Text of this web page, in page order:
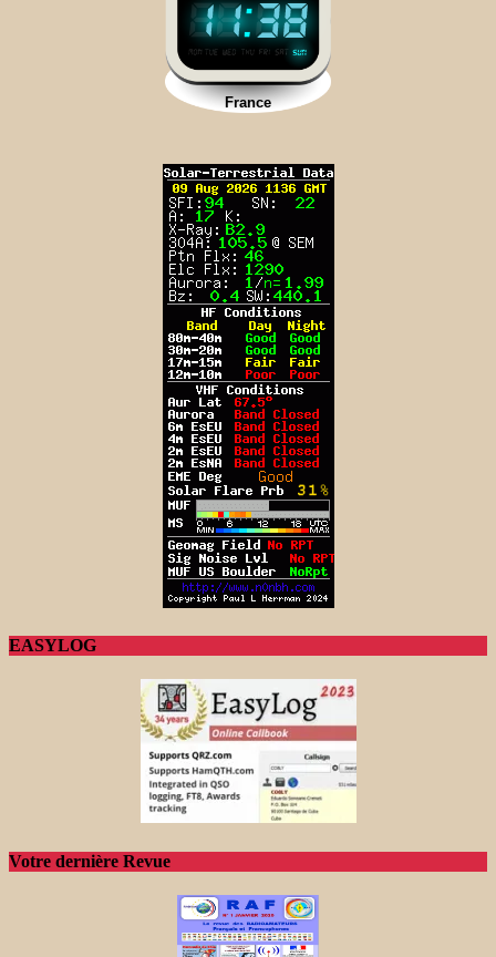
EASYLOG
Votre dernière Revue